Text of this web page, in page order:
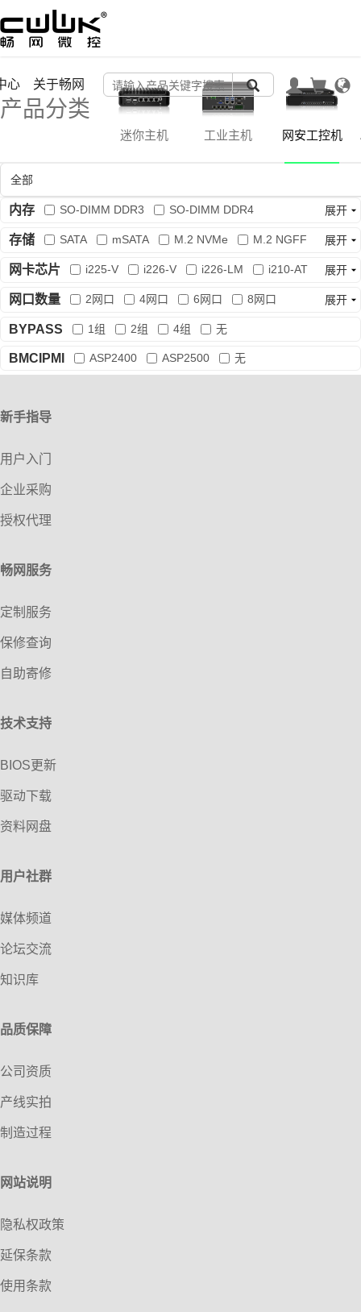
心 关于畅网
产品分类
迷你主机 工业主机 网安工控机
内存 SO-DIMM DDR3
SO-DIMM DDR4
SO-DIMM DDR5
U-DIMM DDR3
REG ECC
展开
存储 SATA mSATA M.2 NVMe
M.2 NGFF
EMMC
SFF-8643 SFF-8654
展开
网卡芯片 i225-V i226-V i226-LM
i210-AT
i211-AT
82583V 82574L i219
i350-T4
展开
网口数量 2网口 4网口 6网口
8网口
10网口
12网口 14网口 16网口
展开
BYPASS 1组 2组 4组 无
BMCIPMI ASP2400 ASP2500 无
新手指导
用户入门
企业采购
授权代理
畅网服务
定制服务
保修查询
自助寄修
技术支持
BIOS更新
驱动下载
资料网盘
用户社群
媒体频道
论坛交流
知识库
品质保障
公司资质
产线实拍
制造过程
网站说明
隐私权政策
延保条款
使用条款